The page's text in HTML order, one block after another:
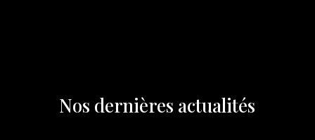
Nos dernières actualités